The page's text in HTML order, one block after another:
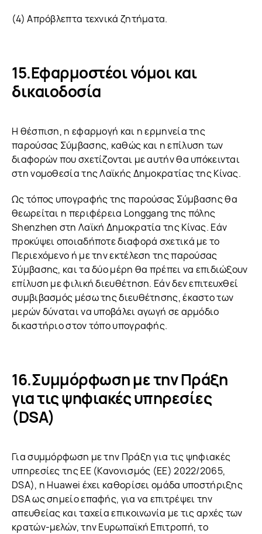
(4) Απρόβλεπτα τεχνικά ζητήματα.
Εφαρμοστέοι νόμοι και
δικαιοδοσία
Η θέσπιση, η εφαρμογή και η ερμηνεία της
παρούσας Σύμβασης, καθώς και η επίλυση των
διαφορών που σχετίζονται με αυτήν θα υπόκεινται
στη νομοθεσία της Λαϊκής Δημοκρατίας της Κίνας.
Ως τόπος υπογραφής της παρούσας Σύμβασης θα
θεωρείται η περιφέρεια Longgang της πόλης
Shenzhen στη Λαϊκή Δημοκρατία της Κίνας. Εάν
προκύψει οποιαδήποτε διαφορά σχετικά με το
Περιεχόμενο ή με την εκτέλεση της παρούσας
Σύμβασης, και τα δύο μέρη θα πρέπει να επιδιώξουν
επίλυση με φιλική διευθέτηση. Εάν δεν επιτευχθεί
συμβιβασμός μέσω της διευθέτησης, έκαστο των
μερών δύναται να υποβάλει αγωγή σε αρμόδιο
δικαστήριο στον τόπο υπογραφής.
Συμμόρφωση με την Πράξη
για τις ψηφιακές υπηρεσίες
(DSA)
Για συμμόρφωση με την Πράξη για τις ψηφιακές
υπηρεσίες της ΕΕ (Κανονισμός (ΕΕ) 2022/2065,
DSA), η Huawei έχει καθορίσει ομάδα υποστήριξης
DSA ως σημείο επαφής, για να επιτρέψει την
απευθείας και ταχεία επικοινωνία με τις αρχές των
κρατών-μελών, την Ευρωπαϊκή Επιτροπή, το